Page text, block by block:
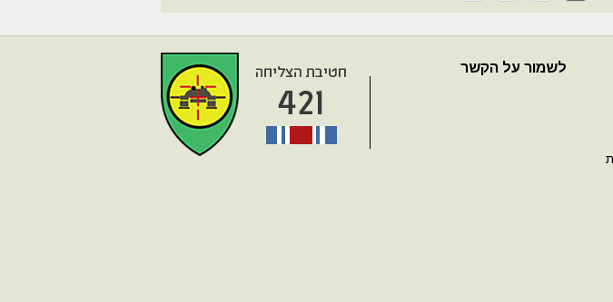
לשמור על הקשר